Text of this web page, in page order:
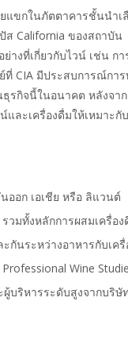
ขกในภัตตาคารชั้นนำเ
ส California ของสถา
งที่เกี่ยวกับไวน์ เช่น ก
CIA มีประสบการณ์กา
รกิจนี้ในอนาคต หลังจ
ละเครื่องดื่มให้เหมาะ
ออก เอเชีย หรือ ลิแวนต์
วมทั้งหลักการผสมเครื่อง
กันระหว่างอาหารกับเครื่
Wine
ริหารระดับสูงจากบริ